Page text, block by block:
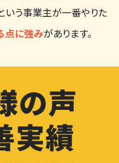
いう事業主が一番やりた
点に強みがあります。